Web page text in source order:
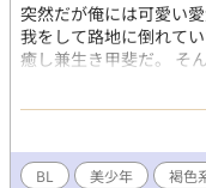
突然だが俺には可愛い
我をして路地に倒れて
癒し兼生き甲斐だ。 そ
くなっていた。 その代
イケメン… えっ！？オ
て、あの伝説の？嘘だ
の攻防戦である。
BL 美少年 褐色